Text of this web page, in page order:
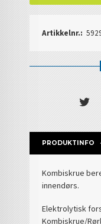
Artikkelnr.:
PRODUKTINFO
Kombiskrue
innendørs.
Elektrolytisk
Kombiskrue/